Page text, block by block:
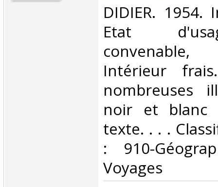
‎DIDIER. 1954.
Etat
Intérieur
nombreuses
noir et blanc
texte. . . .
: 910-
Voyages‎